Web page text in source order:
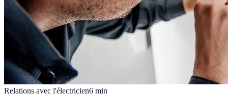
Relations avec l'électricien6 min